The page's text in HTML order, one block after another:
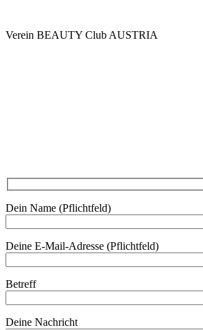
Verein BEAUTY Club AUSTRIA
Dein Name (Pflichtfeld)
Deine E-Mail-Adresse (Pflichtfeld)
Betreff
Deine Nachricht